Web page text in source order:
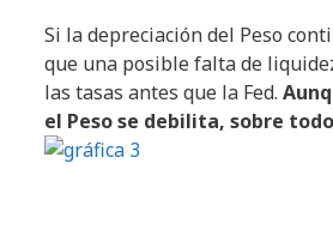
Si la depreciación del Peso
que una posible falta de
las tasas antes que la Fed.
el Peso se debilita, sobre